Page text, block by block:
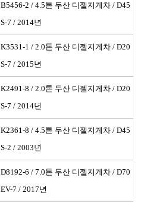
B5456-2 / 4.5톤 두산 디젤지게차 / D45
S-7 / 2014년
K3531-1 / 2.0톤 두산 디젤지게차 / D20
S-7 / 2015년
K2491-8 / 2.0톤 두산 디젤지게차 / D20
S-7 / 2014년
K2361-8 / 4.5톤 두산 디젤지게차 / D45
S-2 / 2003년
D8192-6 / 7.0톤 두산 디젤지게차 / D70
EV-7 / 2017년